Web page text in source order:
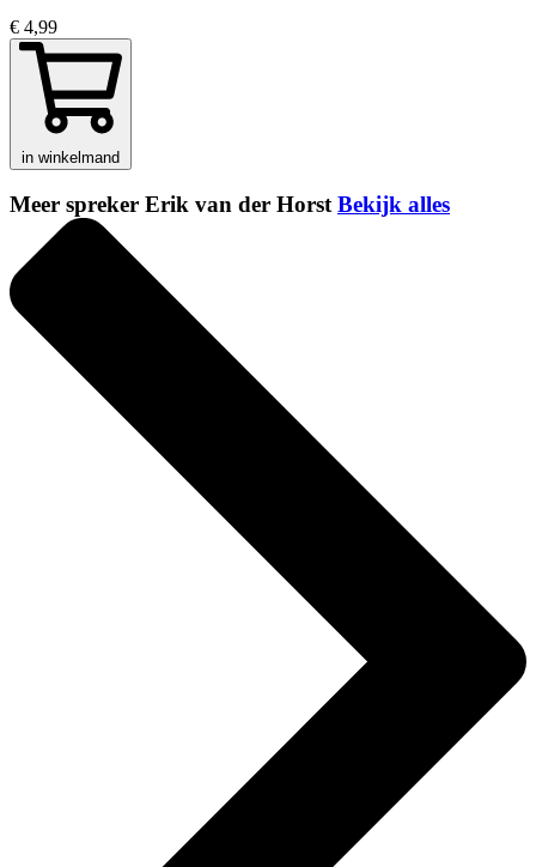
€ 4,99
in winkelmand
Meer spreker Erik van der HorstBekijk alles